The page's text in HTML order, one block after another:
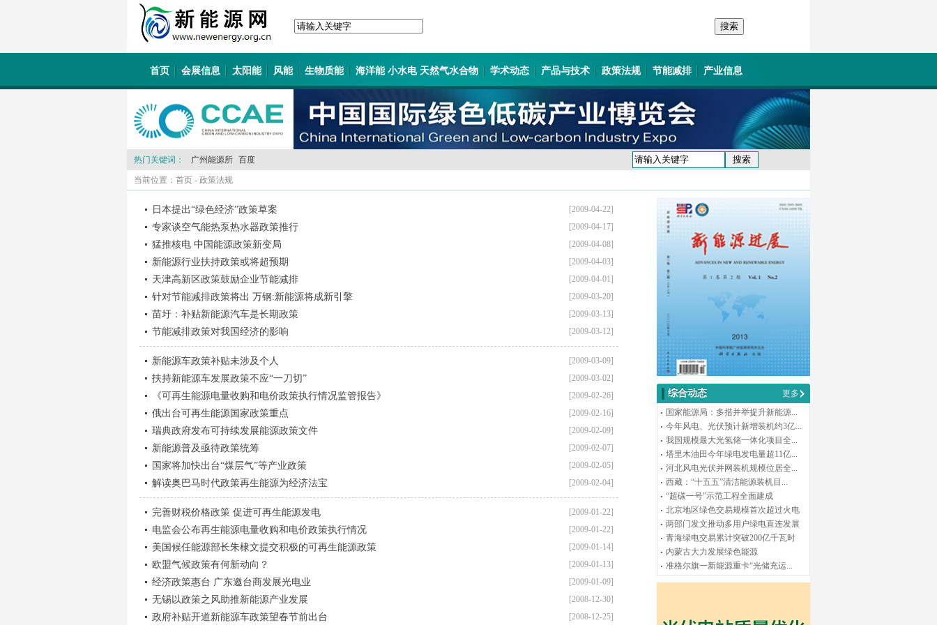
首页 会展信息 太阳能 风能 生物质能 海洋能 小水电 天然气水合物 学术动态 产品与技术 政策法规 节能减排 产业信息
热门关键词： 广州能源所 百度
当前位置： 首页 - 政策法规
[2009-04-22]
日本提出“绿色经济”政策草案
[2009-04-17]
专家谈空气能热泵热水器政策推行
[2009-04-08]
猛推核电 中国能源政策新变局
[2009-04-03]
新能源行业扶持政策或将超预期
[2009-04-01]
天津高新区政策鼓励企业节能减排
[2009-03-20]
针对节能减排政策将出 万钢:新能源将成新引擎
[2009-03-13]
苗圩：补贴新能源汽车是长期政策
[2009-03-12]
节能减排政策对我国经济的影响
[2009-03-09]
新能源车政策补贴未涉及个人
[2009-03-02]
扶持新能源车发展政策不应“一刀切”
[2009-02-26]
《可再生能源电量收购和电价政策执行情况监管报告》
[2009-02-16]
俄出台可再生能源国家政策重点
[2009-02-09]
瑞典政府发布可持续发展能源政策文件
[2009-02-07]
新能源普及亟待政策统筹
[2009-02-05]
国家将加快出台“煤层气”等产业政策
[2009-02-04]
解读奥巴马时代政策再生能源为经济法宝
[2009-01-22]
完善财税价格政策 促进可再生能源发电
[2009-01-22]
电监会公布再生能源电量收购和电价政策执行情况
[2009-01-14]
美国候任能源部长朱棣文提交积极的可再生能源政策
[2009-01-13]
欧盟气候政策有何新动向？
[2009-01-09]
经济政策惠台 广东邀台商发展光电业
[2008-12-30]
无锡以政策之风助推新能源产业发展
[2008-12-25]
政府补贴开道新能源车政策望春节前出台
综合动态
更多
国家能源局：多措并举提升新能源...
今年风电、光伏预计新增装机约3亿...
我国规模最大光氢储一体化项目全...
塔里木油田今年绿电发电量超11亿...
河北风电光伏并网装机规模位居全...
西藏：“十五五”清洁能源装机目...
“超碳一号”示范工程全面建成
北京地区绿色交易规模首次超过火电
两部门发文推动多用户绿电直连发展
青海绿电交易累计突破200亿千瓦时
内蒙古大力发展绿色能源
准格尔旗一新能源重卡“光储充运...